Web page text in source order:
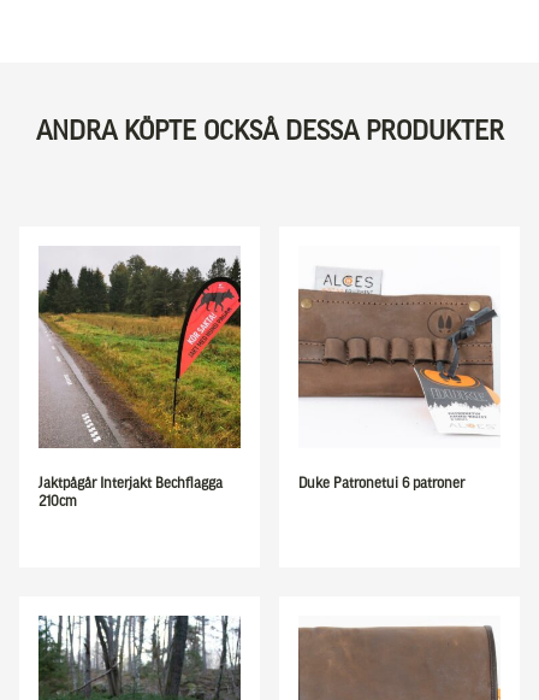
ANDRA KÖPTE OCKSÅ DESSA PRODUKTER
Jaktpågår Interjakt Bechflagga
210cm
Duke Patronetui 6 patroner